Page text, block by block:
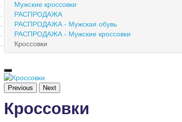
Мужские кроссовки
РАСПРОДАЖА
РАСПРОДАЖА - Мужская обувь
РАСПРОДАЖА - Мужские кроссовки
Кроссовки
Previous Next
Кроссовки